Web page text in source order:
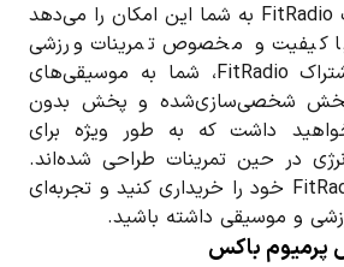
در نهایت، خرید اکانت FitRadio به شما این امکان را می‌دهد
کیفیت و مخصوص تمرینات ورزشی
بهره‌مند شوید. با اشتراک FitRadio، شما به موسیقی‌های
پخش شخصی‌سازی‌شده و پخش بدون
داشت که به طور ویژه برای
در حین تمرینات طراحی شده‌اند.
همین حالا اکانت FitRadio خود را خریداری کنید و تجربه‌ای
و موسیقی داشته باشید.
پرمیوم باکس